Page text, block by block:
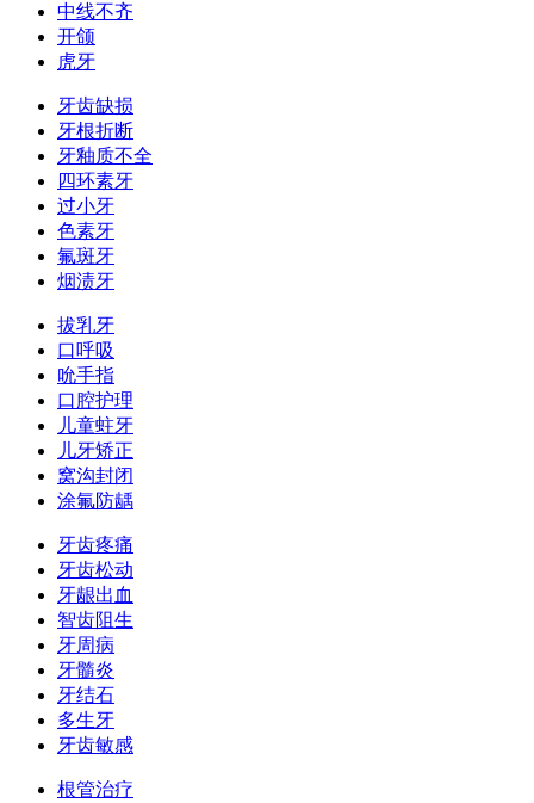
中线不齐
开颌
虎牙
牙齿缺损
牙根折断
牙釉质不全
四环素牙
过小牙
色素牙
氟斑牙
烟渍牙
拔乳牙
口呼吸
吮手指
口腔护理
儿童蛀牙
儿牙矫正
窝沟封闭
涂氟防龋
牙齿疼痛
牙齿松动
牙龈出血
智齿阻生
牙周病
牙髓炎
牙结石
多生牙
牙齿敏感
根管治疗